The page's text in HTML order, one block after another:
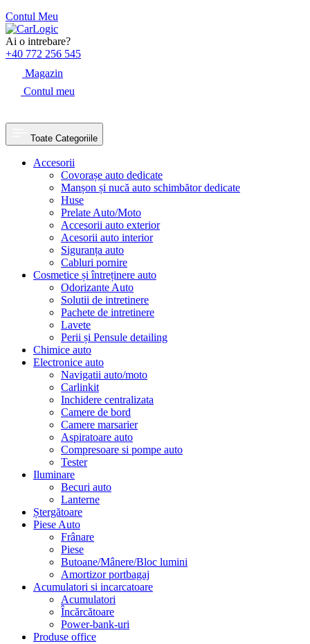
Contul Meu
Skip
to
content
Ai o intrebare?
+40 772 256 545
Magazin
Contul meu
Toate Categoriile
Accesorii
Covorașe auto dedicate
Manșon și nucă auto schimbător dedicate
Huse
Prelate Auto/Moto
Accesorii auto exterior
Acesorii auto interior
Siguranța auto
Cabluri pornire
Cosmetice și întreținere auto
Odorizante Auto
Solutii de intretinere
Pachete de intretinere
Lavete
Perii și Pensule detailing
Chimice auto
Electronice auto
Navigatii auto/moto
Carlinkit
Inchidere centralizata
Camere de bord
Camere marsarier
Aspiratoare auto
Compresoare si pompe auto
Tester
Iluminare
Becuri auto
Lanterne
Ștergătoare
Piese Auto
Frânare
Piese
Butoane/Mânere/Bloc lumini
Amortizor portbagaj
Acumulatori si incarcatoare
Acumulatori
Încărcătoare
Power-bank-uri
Produse office